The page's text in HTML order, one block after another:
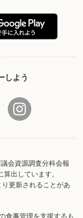
しよう
会資源調査分科会報
出しています。
更新されることがあ
食事管理を支援するも